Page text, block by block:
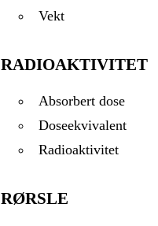
Vekt
RADIOAKTIVITET
Absorbert dose
Doseekvivalent
Radioaktivitet
RØRSLE